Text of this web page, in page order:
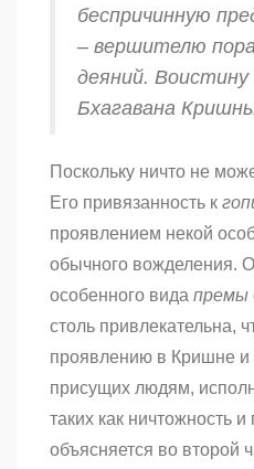
беспричинную
– вершителю
деяний.
Бхагавана
Поскольку ничто не
Его привязанность к
проявлением некой
обычного вожделения.
особенного вида премы
столь привлекательна,
проявлению в Кришне и
присущих людям,
таких как ничтожность
объясняется во второй